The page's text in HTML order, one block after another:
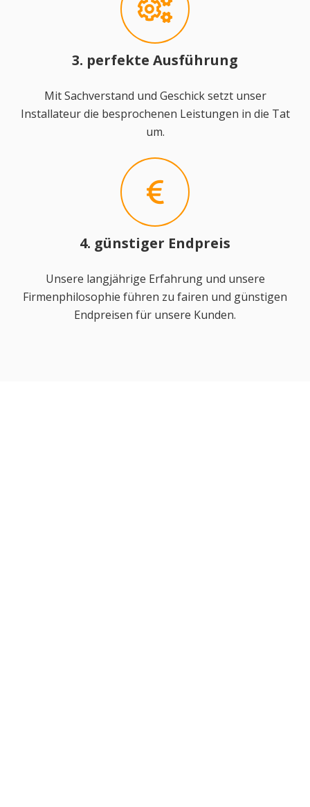
3. perfekte Ausführung
Mit Sachverstand und Geschick setzt unser
Installateur die besprochenen Leistungen in die Tat
um.
4. günstiger Endpreis
Unsere langjährige Erfahrung und unsere
Firmenphilosophie führen zu fairen und günstigen
Endpreisen für unsere Kunden.